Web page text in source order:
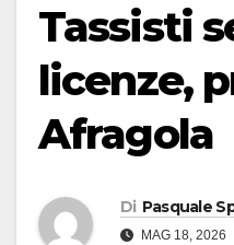
Tassisti
licenze,
Afragola
Di Pasquale
MAG 18, 2026